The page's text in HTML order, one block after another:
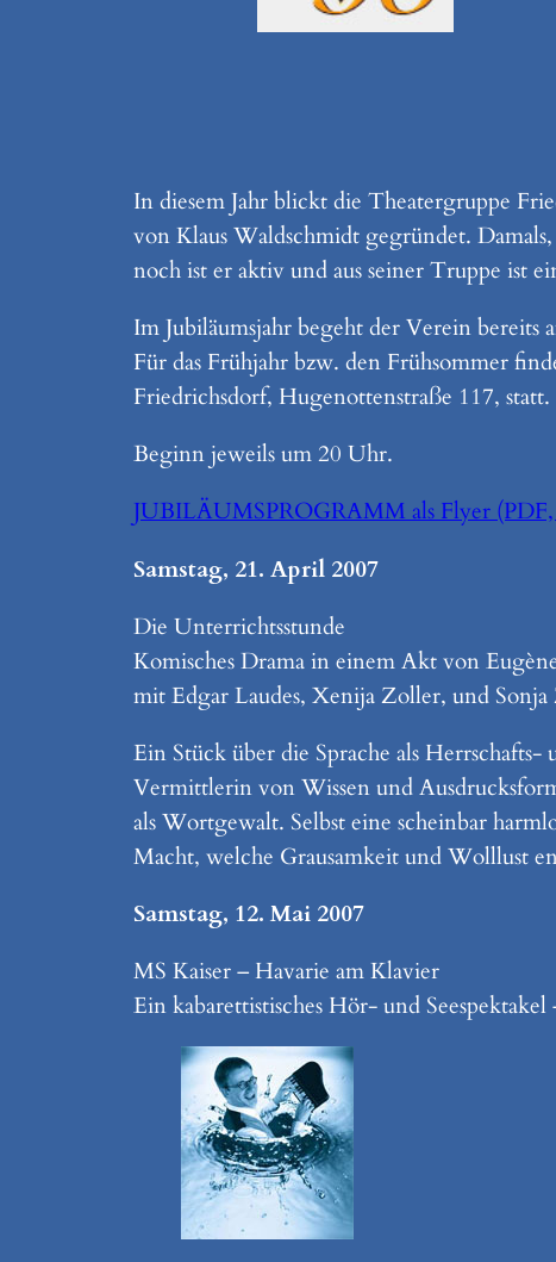
In diesem Jahr blickt die Theatergruppe
von Klaus Waldschmidt gegründet.
noch ist er aktiv und aus seiner Truppe ist
Im Jubiläumsjahr begeht der Verein bereits
Für das Frühjahr bzw. den Frühsommer
Friedrichsdorf, Hugenottenstraße 117, statt.
Beginn jeweils um 20 Uhr.
JUBILÄUMSPROGRAMM als Flyer
Samstag, 21. April 2007
Die Unterrichtsstunde
Komisches Drama in einem Akt von
mit Edgar Laudes, Xenija Zoller, und
Ein Stück über die Sprache als
Vermittlerin von Wissen und
als Wortgewalt. Selbst eine scheinbar
Macht, welche Grausamkeit und Wolllust
Samstag, 12. Mai 2007
MS Kaiser – Havarie am Klavier
Ein kabarettistisches Hör- und